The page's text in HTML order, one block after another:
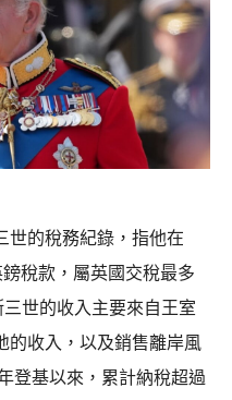
世的稅務紀錄，指他在
稅款，屬英國交稅最多
世的收入主要來自王室
的收入，以及銷售離岸風
登基以來，累計納稅超過